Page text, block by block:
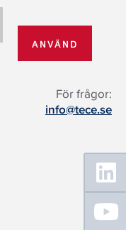
För frågor:
info@tece.se
Floating